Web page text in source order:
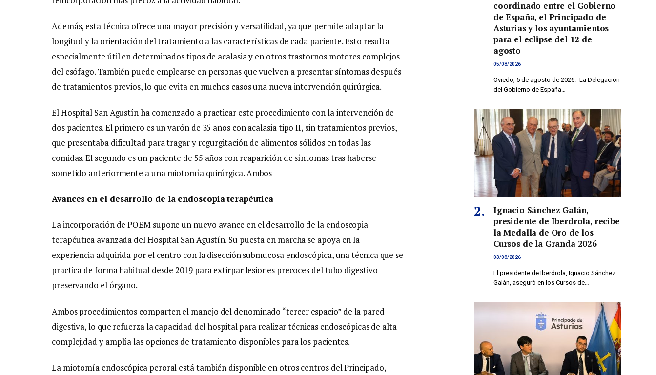
Además, esta técnica ofrece una mayor precisión y versatilidad, ya que permite adaptar la
longitud y la orientación del tratamiento a las características de cada paciente. Esto resulta
especialmente útil en determinados tipos de acalasia y en otros trastornos motores complejos
del esófago. También puede emplearse en personas que vuelven a presentar síntomas después
de tratamientos previos, lo que evita en muchos casos una nueva intervención quirúrgica.
El Hospital San Agustín ha comenzado a practicar este procedimiento con la intervención de
dos pacientes. El primero es un varón de 35 años con acalasia tipo II, sin tratamientos previos,
que presentaba dificultad para tragar y regurgitación de alimentos sólidos en todas las
comidas. El segundo es un paciente de 55 años con reaparición de síntomas tras haberse
sometido anteriormente a una miotomía quirúrgica. Ambos
Avances en el desarrollo de la endoscopia terapéutica
La incorporación de POEM supone un nuevo avance en el desarrollo de la endoscopia
terapéutica avanzada del Hospital San Agustín. Su puesta en marcha se apoya en la
experiencia adquirida por el centro con la disección submucosa endoscópica, una técnica que se
practica de forma habitual desde 2019 para extirpar lesiones precoces del tubo digestivo
preservando el órgano.
Ambos procedimientos comparten el manejo del denominado “tercer espacio” de la pared
digestiva, lo que refuerza la capacidad del hospital para realizar técnicas endoscópicas de alta
complejidad y amplía las opciones de tratamiento disponibles para los pacientes.
La miotomía endoscópica peroral está también disponible en otros centros del Principado,
coordinado entre el Gobierno
de España, el Principado de
Asturias y los ayuntamientos
para el eclipse del 12 de
agosto
05/08/2026
Oviedo, 5 de agosto de 2026.- La Delegación
del Gobierno de España…
Ignacio Sánchez Galán,
presidente de Iberdrola, recibe
la Medalla de Oro de los
Cursos de la Granda 2026
03/08/2026
El presidente de Iberdrola, Ignacio Sánchez
Galán, aseguró en los Cursos de…